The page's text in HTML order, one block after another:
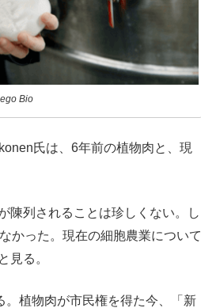
Bio
氏は、6年前の植物肉と、現
陳列されることは珍しくない。し
かった。現在の細胞農業について
見る。
植物肉が市民権を得た今、「新